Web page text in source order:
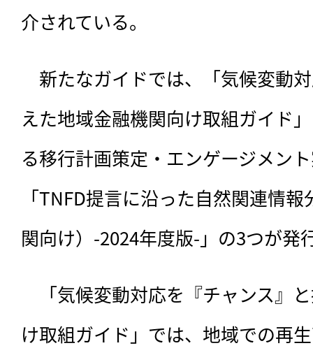
介されている。
新たなガイドでは、「気候変動
えた地域金融機関向け取組ガイド
る移行計画策定・エンゲージメン
「TNFD提言に沿った自然関連情
関向け）-2024年度版-」の3つが発
「気候変動対応を『チャンス』
け取組ガイド」では、地域での再